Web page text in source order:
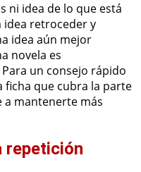
ni idea de lo que está
idea retroceder y
idea aún mejor
novela es
un consejo rápido
ficha que cubra la parte
a mantenerte más
repetición